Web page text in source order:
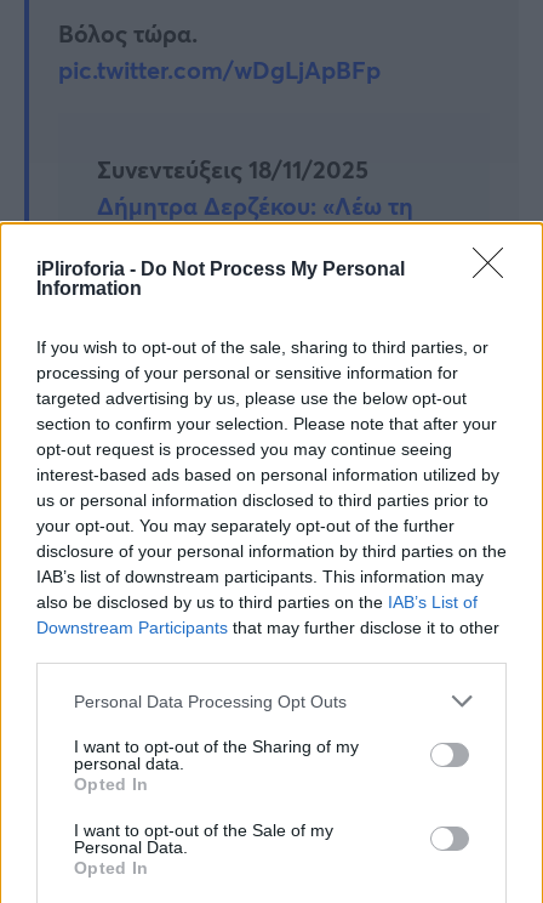
iPliroforia - Do Not Process My Personal
Information
If you wish to opt-out of the sale, sharing to third parties, or
processing of your personal or sensitive information for
targeted advertising by us, please use the below opt-out
section to confirm your selection. Please note that after your
opt-out request is processed you may continue seeing
interest-based ads based on personal information utilized by
us or personal information disclosed to third parties prior to
your opt-out. You may separately opt-out of the further
disclosure of your personal information by third parties on the
IAB’s list of downstream participants. This information may
also be disclosed by us to third parties on the IAB’s List of
Downstream Participants that may further disclose it to other
Personal Data Processing Opt Outs
I want to opt-out of the Sharing of my
personal data.
Opted In
I want to opt-out of the Sale of my
Personal Data.
Opted In
Βόλος τώρα.
pic.twitter.com/wDgLjApBFp
Συνεντεύξεις 18/11/2025
Δήμητρα Δερζέκου: «Λέω τη
Συνεντεύξεις 18/11/2025
Τζεφ Μοντάνα: «Κανένας δεν
μπορεί να σου πει ποιος είσαι»
— Voula_L (@paraskevi_l)September
27, 2023
απαγόρευση κυκλοφορίας μέχρι να
Ειδικότερα το μήνυμα αναφέρει:
«Υπενθυμίζεται ότι βρίσκεται σε ισχύ η
απαγόρευση κυκλοφορίας στην πόλη του